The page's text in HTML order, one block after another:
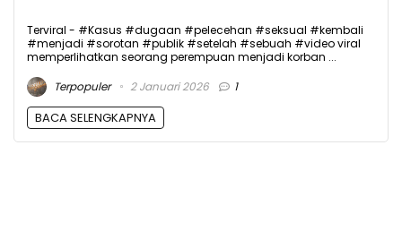
Terviral - #Kasus #dugaan #pelecehan #seksual #kembali
#menjadi #sorotan #publik #setelah #sebuah #video viral
memperlihatkan seorang perempuan menjadi korban ...
Terpopuler
2 Januari 2026 1
BACA SELENGKAPNYA